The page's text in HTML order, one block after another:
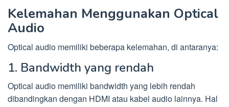
Kelemahan Menggunakan Optical
Audio
Optical audio memiliki beberapa kelemahan, di antaranya:
1. Bandwidth yang rendah
Optical audio memiliki bandwidth yang lebih rendah
dibandingkan dengan HDMI atau kabel audio lainnya. Hal